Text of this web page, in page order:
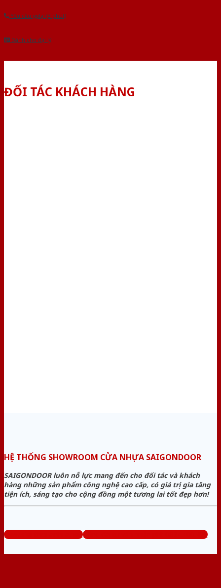
Yêu cầu gọi lại (3 phút)
Dành cho đại lý
ĐỐI TÁC KHÁCH HÀNG
HỆ THỐNG SHOWROOM CỬA NHỰA SAIGONDOOR
SAIGONDOOR luôn nỗ lực mang đến cho đối tác và khách
hàng những sản phẩm công nghệ cao cấp, có giá trị gia tăng
tiện ích, sáng tạo cho cộng đồng một tương lai tốt đẹp hơn!
www.sieuthicuanhua.net Tổng đài tư vấn miễn phí: 0824.400.400